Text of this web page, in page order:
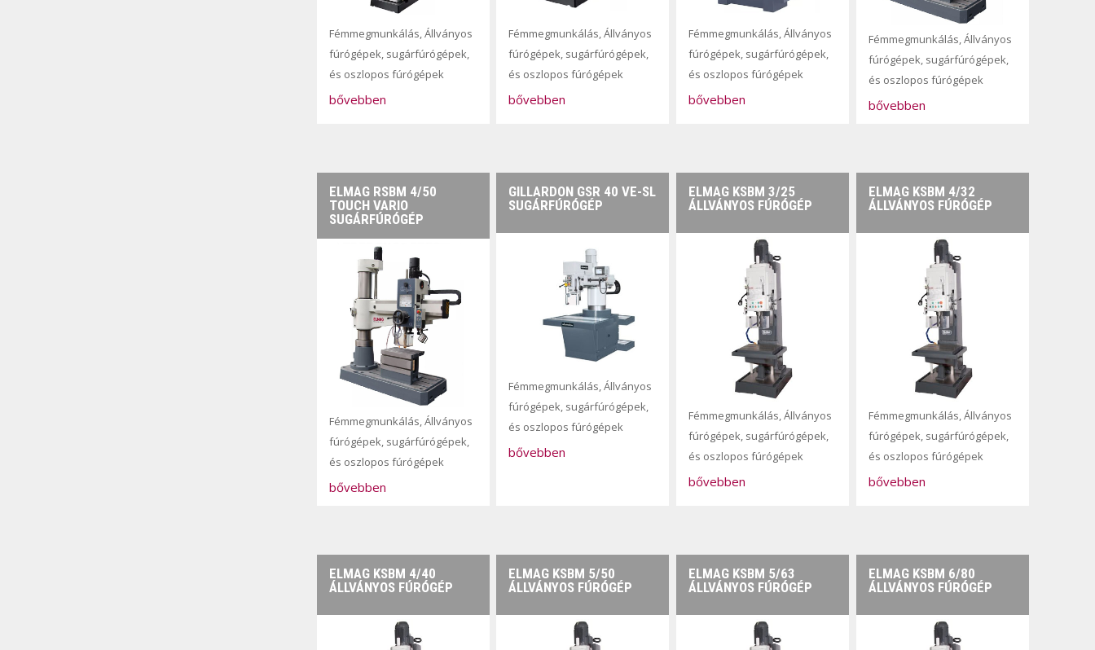
Fémmegmunkálás,Állványos
fúrógépek, sugárfúrógépek,
és oszlopos fúrógépek
bővebben
ELMAG RSBM 4/50
TOUCH VARIO
SUGÁRFÚRÓGÉP
Fémmegmunkálás,Állványos
fúrógépek, sugárfúrógépek,
és oszlopos fúrógépek
bővebben
ELMAG KSBM 4/40
ÁLLVÁNYOS FÚRÓGÉP
Fémmegmunkálás,Állványos
fúrógépek, sugárfúrógépek,
és oszlopos fúrógépek
bővebben
GILLARDON GSR 40 VE-SL
SUGÁRFÚRÓGÉP
Fémmegmunkálás,Állványos
fúrógépek, sugárfúrógépek,
és oszlopos fúrógépek
bővebben
ELMAG KSBM 5/50
ÁLLVÁNYOS FÚRÓGÉP
Fémmegmunkálás,Állványos
fúrógépek, sugárfúrógépek,
és oszlopos fúrógépek
bővebben
ELMAG KSBM 3/25
ÁLLVÁNYOS FÚRÓGÉP
Fémmegmunkálás,Állványos
fúrógépek, sugárfúrógépek,
és oszlopos fúrógépek
bővebben
ELMAG KSBM 5/63
ÁLLVÁNYOS FÚRÓGÉP
Fémmegmunkálás,Állványos
fúrógépek, sugárfúrógépek,
és oszlopos fúrógépek
bővebben
ELMAG KSBM 4/32
ÁLLVÁNYOS FÚRÓGÉP
Fémmegmunkálás,Állványos
fúrógépek, sugárfúrógépek,
és oszlopos fúrógépek
bővebben
ELMAG KSBM 6/80
ÁLLVÁNYOS FÚRÓGÉP